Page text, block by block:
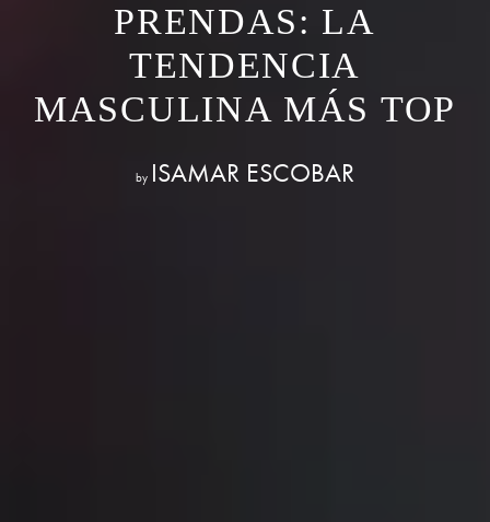
PRENDAS: LA
TENDENCIA
MASCULINA MÁS TOP
by ISAMAR ESCOBAR